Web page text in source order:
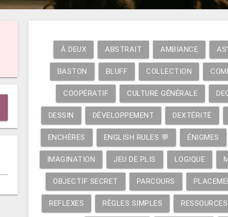
À DEUX ABSTRAIT AMBIANCE
BASTON BLUFF COLLECTION
COOPÉRATIF CULTURE GÉNÉRALE
DESSIN DÉVELOPPEMENT DEXTÉRITÉ
ENCHÈRES ENGLISH RULES 💬 ÉNIGMES
IMAGINATION JEU DE PLIS LOGIQUE
OBJECTIF SECRET PARCOURS
REFLEXES RÈGLES SIMPLES RESSOURCES